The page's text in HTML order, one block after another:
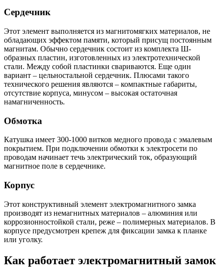
Сердечник
Этот элемент выполняется из магнитомягких материалов, не
обладающих эффектом памяти, который присущ постоянным
магнитам. Обычно сердечник состоит из комплекта Ш-
образных пластин, изготовленных из электротехнической
стали. Между собой пластинки свариваются. Еще один
вариант – цельностальной сердечник. Плюсами такого
технического решения являются – компактные габариты,
отсутствие корпуса, минусом – высокая остаточная
намагниченность.
Обмотка
Катушка имеет 300-1000 витков медного провода с эмалевым
покрытием. При подключении обмотки к электросети по
проводам начинает течь электрический ток, образующий
магнитное поле в сердечнике.
Корпус
Этот конструктивный элемент электромагнитного замка
производят из немагнитных материалов – алюминия или
коррозионностойкой стали, реже – полимерных материалов. В
корпусе предусмотрен крепеж для фиксации замка к планке
или уголку.
Как работает электромагнитный замок